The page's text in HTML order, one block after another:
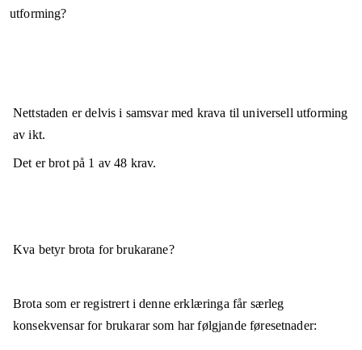
utforming?
Nettstaden erdelvis i samsvarmed krava til universell utforming
av ikt.
Det er brot på 1 av48 krav.
Kva betyr brota for brukarane?
Brota som er registrert i denne erklæringa får særleg
konsekvensar for brukarar som har følgjande føresetnader: